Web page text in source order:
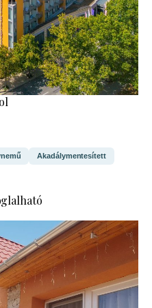
Akadálymentesített